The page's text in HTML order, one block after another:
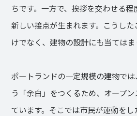
ちです。一方で、挨拶を交わせる
新しい接点が生まれます。こうし
けでなく、建物の設計にも当てはま
ポートランドの一定規模の建物で
う「余白」をつくるため、オープ
ています。そこでは市民が運動を